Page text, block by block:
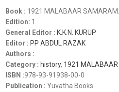
Book : 1921 MALABAAR
Edition: 1
General Editor : K.K.N. KURUP
Editor : PP ABDUL RAZAK
Authors :
Category : history, 1921
ISBN :978-93-91938-00-0
Publication : Yuvatha Books